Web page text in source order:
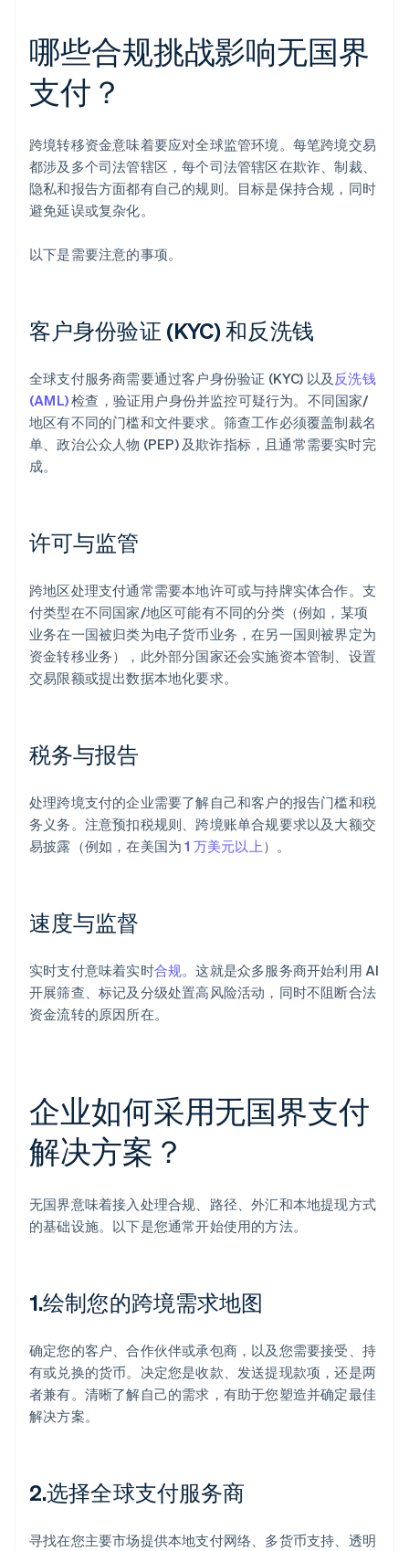
哪些合规挑战影响无国界
支付？
跨境转移资金意味着要应对全球监管环境。每笔跨境交易
都涉及多个司法管辖区，每个司法管辖区在欺诈、制裁、
隐私和报告方面都有自己的规则。目标是保持合规，同时
避免延误或复杂化。
以下是需要注意的事项。
客户身份验证 (KYC) 和反洗钱
全球支付服务商需要通过客户身份验证 (KYC) 以及 反洗钱
(AML)检查，验证用户身份并监控可疑行为。不同国家/
地区有不同的门槛和文件要求。筛查工作必须覆盖制裁名
单、政治公众人物 (PEP) 及欺诈指标，且通常需要实时完
成。
许可与监管
跨地区处理支付通常需要本地许可或与持牌实体合作。支
付类型在不同国家/地区可能有不同的分类（例如，某项
业务在一国被归类为电子货币业务，在另一国则被界定为
资金转移业务），此外部分国家还会实施资本管制、设置
交易限额或提出数据本地化要求。
税务与报告
处理跨境支付的企业需要了解自己和客户的报告门槛和税
务义务。注意预扣税规则、跨境账单合规要求以及大额交
易披露（例如，在美国为1 万美元以上）。
速度与监督
实时支付意味着实时合规。这就是众多服务商开始利用 AI
开展筛查、标记及分级处置高风险活动，同时不阻断合法
资金流转的原因所在。
企业如何采用无国界支付
解决方案？
无国界意味着接入处理合规、路径、外汇和本地提现方式
的基础设施。以下是您通常开始使用的方法。
1.绘制您的跨境需求地图
确定您的客户、合作伙伴或承包商，以及您需要接受、持
有或兑换的货币。决定您是收款、发送提现款项，还是两
者兼有。清晰了解自己的需求，有助于您塑造并确定最佳
解决方案。
2.选择全球支付服务商
寻找在您主要市场提供本地支付网络、多货币支持、透明